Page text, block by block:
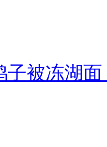
子被冻湖